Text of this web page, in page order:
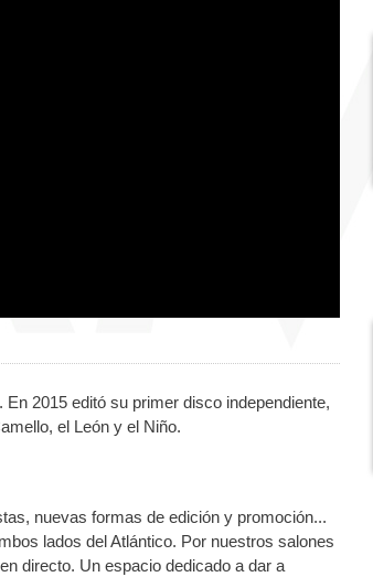
2015 editó su primer disco independiente,
el León y el Niño.
nuevas formas de edición y promoción...
lados del Atlántico. Por nuestros salones
directo. Un espacio dedicado a dar a